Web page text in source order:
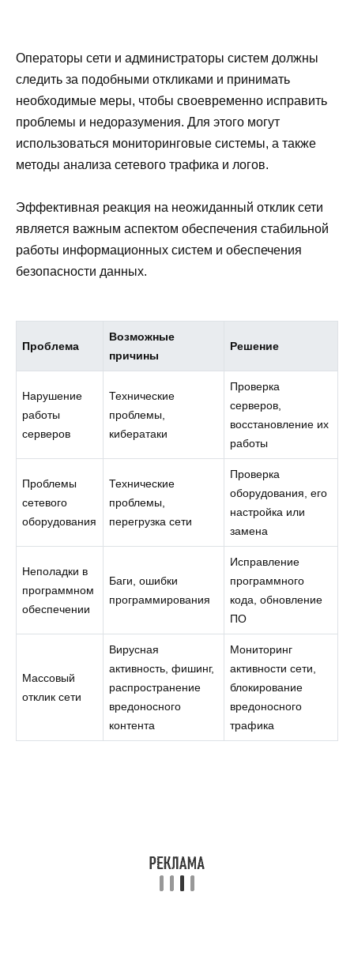
Операторы сети и администраторы систем должны
следить за подобными откликами и принимать
необходимые меры, чтобы своевременно исправить
проблемы и недоразумения. Для этого могут
использоваться мониторинговые системы, а также
методы анализа сетевого трафика и логов.
Эффективная реакция на неожиданный отклик сети
является важным аспектом обеспечения стабильной
работы информационных систем и обеспечения
безопасности данных.
Проблема
Возможные
причины
Решение
Нарушение
работы
серверов
Технические
проблемы,
кибератаки
Проверка
серверов,
восстановление их
работы
Проблемы
сетевого
оборудования
Технические
проблемы,
перегрузка сети
Проверка
оборудования, его
настройка или
замена
Неполадки в
программном
обеспечении
Баги, ошибки
программирования
Исправление
программного
кода, обновление
ПО
Массовый
отклик сети
Вирусная
активность, фишинг,
распространение
вредоносного
контента
Мониторинг
активности сети,
блокирование
вредоносного
трафика